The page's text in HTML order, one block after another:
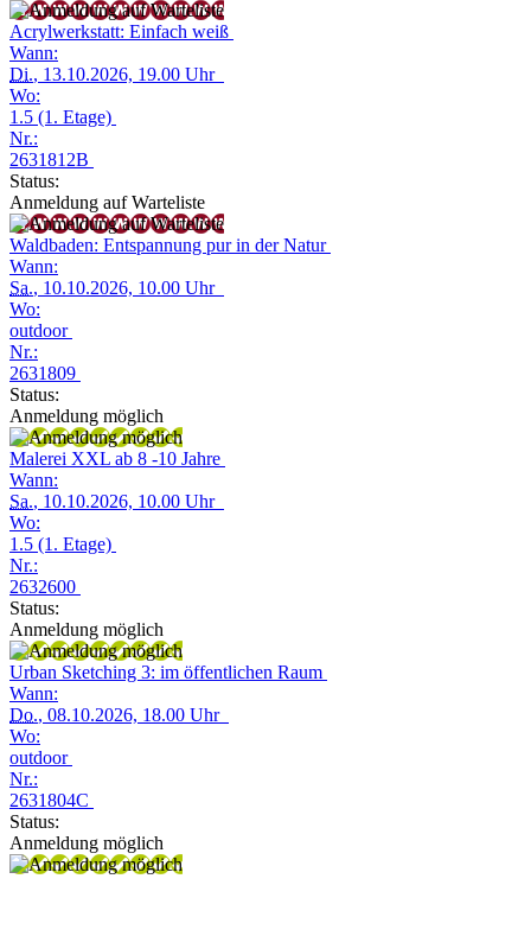
Acrylwerkstatt: Einfach weiß
Wann:
Di., 13.10.2026, 19.00 Uhr
Wo:
1.5 (1. Etage)
Nr.:
2631812B
Status:
Anmeldung auf Warteliste
Waldbaden: Entspannung pur in der Natur
Wann:
Sa., 10.10.2026, 10.00 Uhr
Wo:
outdoor
Nr.:
2631809
Status:
Anmeldung möglich
Malerei XXL ab 8 -10 Jahre
Wann:
Sa., 10.10.2026, 10.00 Uhr
Wo:
1.5 (1. Etage)
Nr.:
2632600
Status:
Anmeldung möglich
Urban Sketching 3: im öffentlichen Raum
Wann:
Do., 08.10.2026, 18.00 Uhr
Wo:
outdoor
Nr.:
2631804C
Status:
Anmeldung möglich